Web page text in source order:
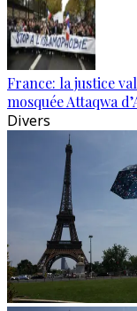
France: la justice
mosquée Attaqwa
Divers